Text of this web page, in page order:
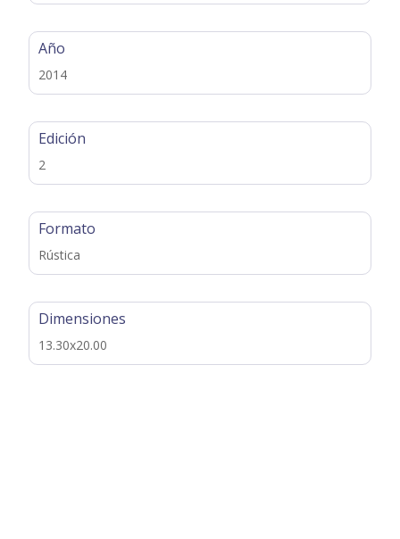
Año
2014
Edición
2
Formato
Rústica
Dimensiones
13.30x20.00